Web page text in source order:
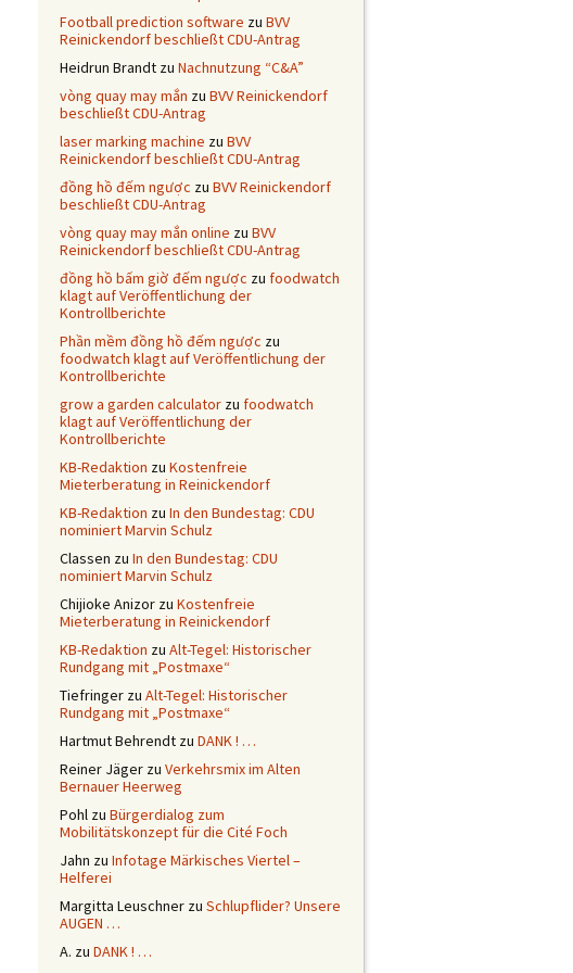
Football prediction software zu BVV
Reinickendorf beschließt CDU-Antrag
Heidrun Brandt zu Nachnutzung “C&A”
vòng quay may mắn zu BVV Reinickendorf
beschließt CDU-Antrag
laser marking machine zu BVV
Reinickendorf beschließt CDU-Antrag
đồng hồ đếm ngược zu BVV Reinickendorf
beschließt CDU-Antrag
vòng quay may mắn online zu BVV
Reinickendorf beschließt CDU-Antrag
đồng hồ bấm giờ đếm ngược zu foodwatch
klagt auf Veröffentlichung der
Kontrollberichte
Phần mềm đồng hồ đếm ngược zu
foodwatch klagt auf Veröffentlichung der
Kontrollberichte
grow a garden calculator zu foodwatch
klagt auf Veröffentlichung der
Kontrollberichte
KB-Redaktion zu Kostenfreie
Mieterberatung in Reinickendorf
KB-Redaktion zu In den Bundestag: CDU
nominiert Marvin Schulz
Classen zu In den Bundestag: CDU
nominiert Marvin Schulz
Chijioke Anizor zu Kostenfreie
Mieterberatung in Reinickendorf
KB-Redaktion zu Alt-Tegel: Historischer
Rundgang mit „Postmaxe“
Tiefringer zu Alt-Tegel: Historischer
Rundgang mit „Postmaxe“
Hartmut Behrendt zu DANK ! …
Reiner Jäger zu Verkehrsmix im Alten
Bernauer Heerweg
Pohl zu Bürgerdialog zum
Mobilitätskonzept für die Cité Foch
Jahn zu Infotage Märkisches Viertel –
Helferei
Margitta Leuschner zu Schlupflider? Unsere
AUGEN …
A. zu DANK ! …